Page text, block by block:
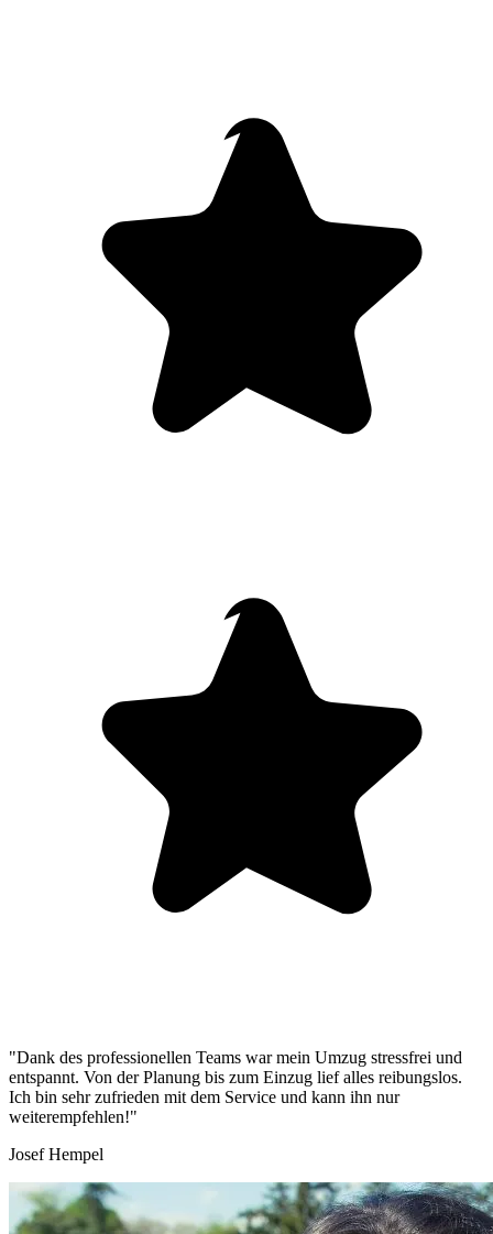
"Dank des professionellen Teams war mein Umzug stressfrei und
entspannt. Von der Planung bis zum Einzug lief alles reibungslos.
Ich bin sehr zufrieden mit dem Service und kann ihn nur
weiterempfehlen!"
Josef Hempel